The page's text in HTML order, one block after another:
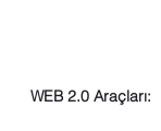
WEB 2.0 Araçları: